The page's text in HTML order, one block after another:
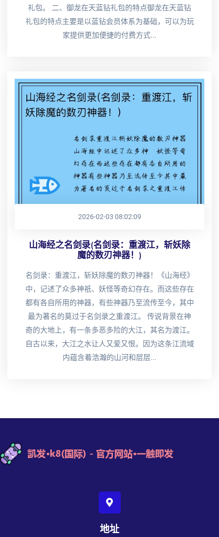
礼包。 二、御龙在天蓝钻礼包的特点御龙在天蓝钻
礼包的特点主要是以蓝钻会员体系为基础，可以为玩
家提供更加便捷的付费方式...
2026-02-03 08:02:09
山海经之名剑录(名剑录：重渡江，斩妖除
魔的数刃神器！)
名剑录：重渡江，斩妖除魔的数刃神器！《山海经》
中，记述了众多神祇、妖怪等奇幻存在。而这些存在
都有各自所用的神器，有些神器乃至流传至今，其中
最为著名的莫过于名剑录之重渡江。 传说背景在神
奇的大地上，有一条多恶多险的大江，其名为渡江。
自古以来，大江之水让人又爱又恨。因为这条江流域
内蕴含着浩瀚的山河和层层...
地址